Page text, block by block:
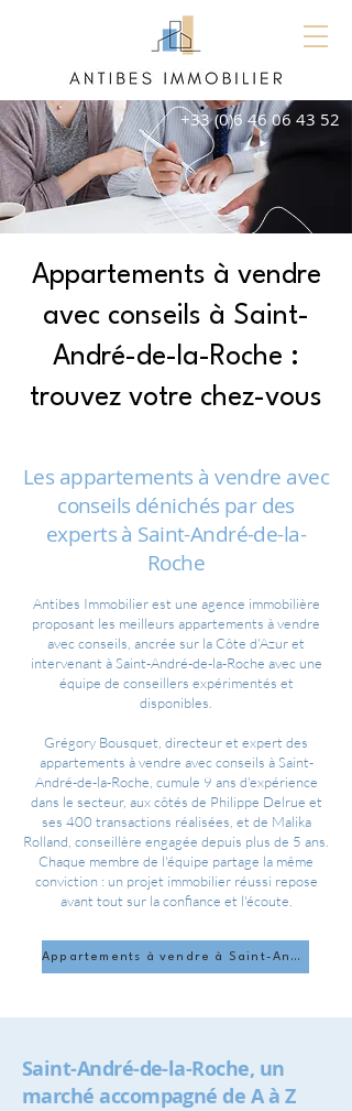
+33 (0)6 46 06 43 52
Appartements à vendre
avec conseils à Saint-
André-de-la-Roche :
trouvez votre chez-vous
Les appartements à vendre avec
conseils dénichés par des
experts à Saint-André-de-la-
Roche
Antibes Immobilier est une agence immobilière
proposant les meilleurs appartements à vendre
avec conseils, ancrée sur la Côte d'Azur et
intervenant à Saint-André-de-la-Roche avec une
équipe de conseillers expérimentés et
disponibles.
Grégory Bousquet, directeur et expert des
appartements à vendre avec conseils à Saint-
André-de-la-Roche, cumule 9 ans d'expérience
dans le secteur, aux côtés de Philippe Delrue et
ses 400 transactions réalisées, et de Malika
Rolland, conseillère engagée depuis plus de 5 ans.
Chaque membre de l'équipe partage la même
conviction : un projet immobilier réussi repose
avant tout sur la confiance et l'écoute.
Appartements à vendre à Saint-André-de-la-Roche
Saint-André-de-la-Roche, un
marché accompagné de A à Z